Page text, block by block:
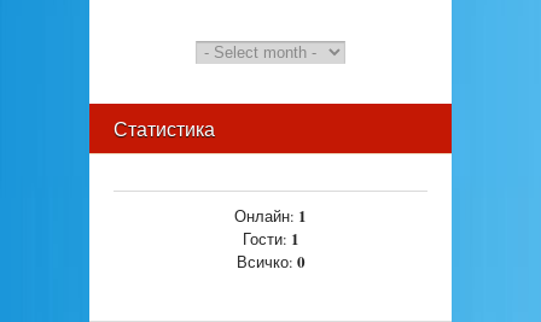
Статистика
Онлайн: 1
Гости: 1
Всичко: 0